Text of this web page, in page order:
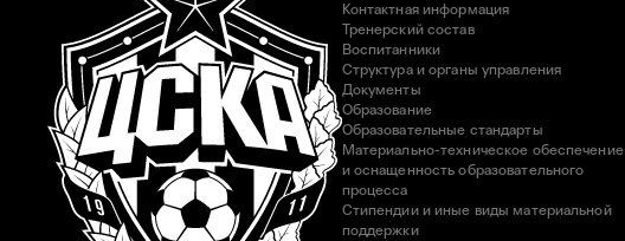
Контактная информация
Тренерский состав
Воспитанники
Структура и органы управления
Документы
Образование
Образовательные стандарты
Материально-техническое обеспечение
и оснащенность образовательного
процесса
Стипендии и иные виды материальной
поддержки